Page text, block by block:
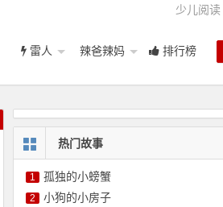
少儿阅读
雷人 辣爸辣妈 排行榜
热门故事
1 孤独的小螃蟹
2 小狗的小房子